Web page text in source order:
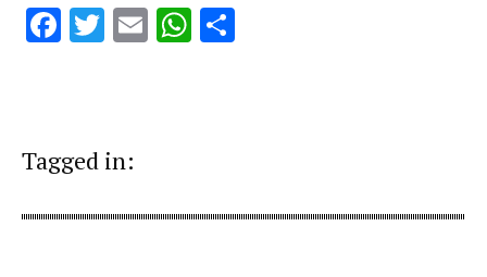
Facebook
Twitter
EmailWhatsApp
Tagged in: